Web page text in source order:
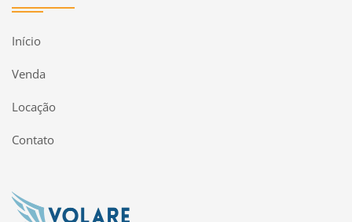
Início
Venda
Locação
Contato
Página inicial